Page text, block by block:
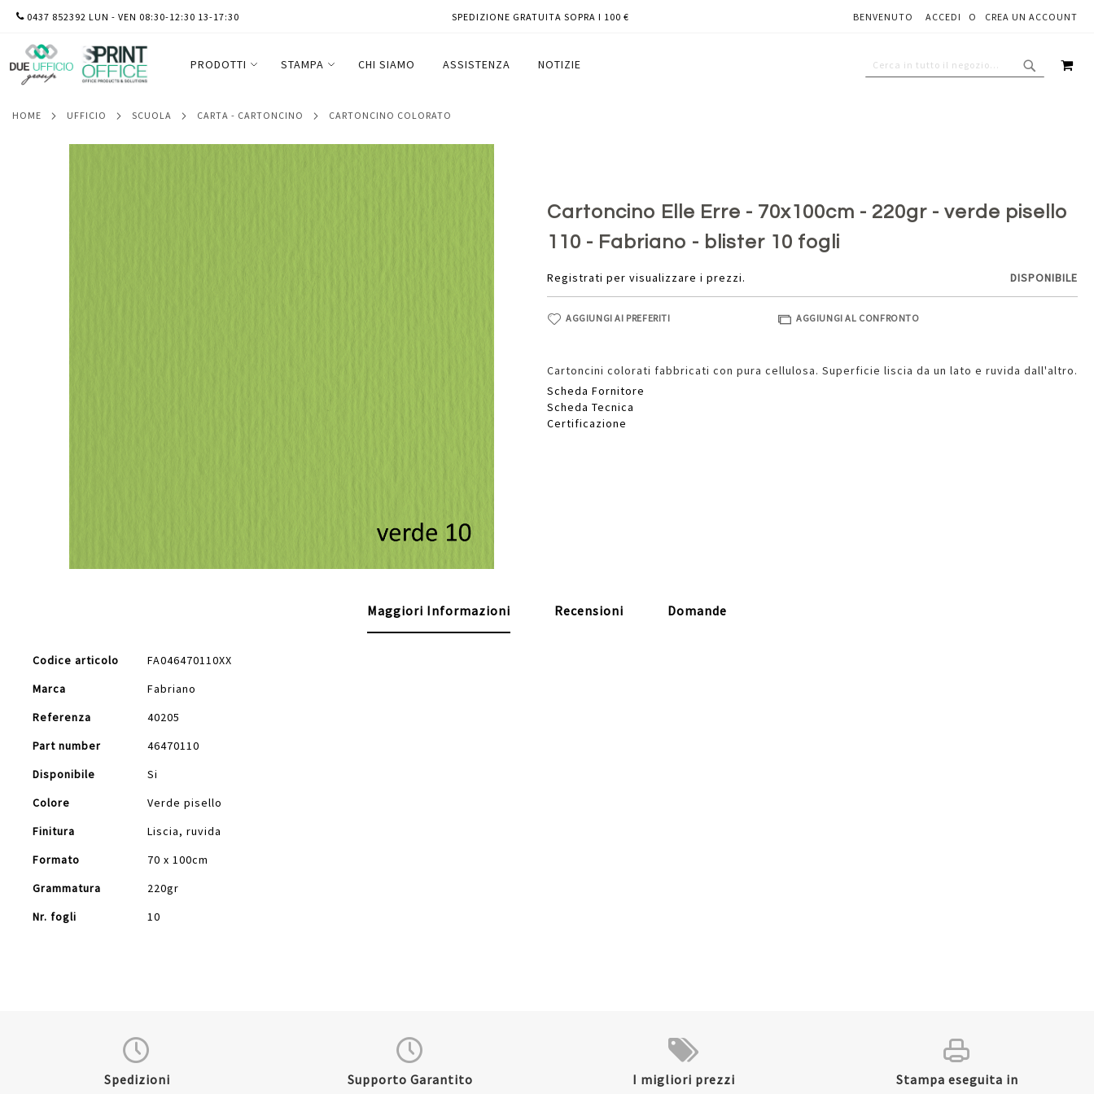
SALTA
CONTENUTO
BENVENUTO ACCEDI CREA UN ACCOUNT
0437 852392 LUN - VEN 08:30-12:30 13-17:30 SPEDIZIONE GRATUITA SOPRA I 100 €
PRODOTTI STAMPA CHI SIAMO ASSISTENZA NOTIZIE
HOME UFFICIO SCUOLA CARTA - CARTONCINO CARTONCINO COLORATO
Cartoncino Elle Erre - 70x100cm - 220gr - verde pisello
110 - Fabriano - blister 10 fogli
Registrati per visualizzare i prezzi. DISPONIBILE
AGGIUNGI AI PREFERITI AGGIUNGI AL CONFRONTO
Cartoncini colorati fabbricati con pura cellulosa. Superficie liscia da un lato e ruvida dall'altro.
Scheda Fornitore
Scheda Tecnica
Certificazione
immagini
Maggiori Informazioni
Maggiori
Codice articolo
FA046470110XX
Marca
Fabriano
Referenza
40205
Part number
46470110
Disponibile
Si
Colore
Verde pisello
Finitura
Liscia, ruvida
Formato
70 x 100cm
Grammatura
220gr
Nr. fogli
10
Recensioni Domande
Spedizioni Supporto Garantito I migliori prezzi Stampa eseguita in
Cartoncino Elle Erre - 70x100cm - 220gr - verde pisello 110 - Fabriano - blister
10 fogli